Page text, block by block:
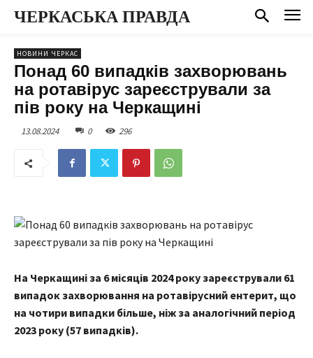
ЧЕРКАСЬКА ПРАВДА
НОВИНИ ЧЕРКАС
Понад 60 випадків захворювань
на ротавірус зареєстрували за
пів року на Черкащині
13.08.2024 0 296
На Черкащині за 6 місяців 2024 року зареєстрували 61
випадок захворювання на ротавірусний ентерит, що
на чотири випадки більше, ніж за аналогічний період
2023 року (57 випадків).